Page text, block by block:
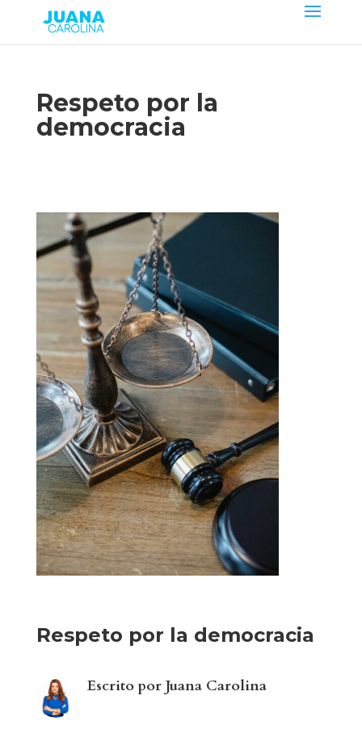
Respeto por la
democracia
Respeto por la democracia
Escrito por Juana Carolina